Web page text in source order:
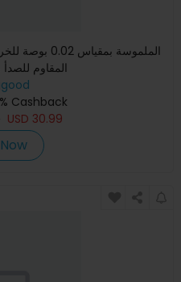
المقاوم
Cashback
USD 30.99